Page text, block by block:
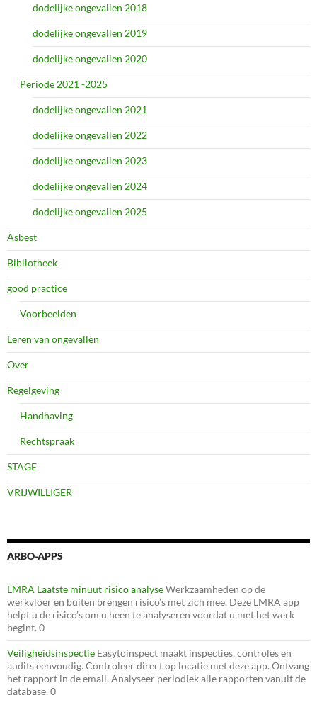
dodelijke ongevallen 2018
dodelijke ongevallen 2019
dodelijke ongevallen 2020
Periode 2021 -2025
dodelijke ongevallen 2021
dodelijke ongevallen 2022
dodelijke ongevallen 2023
dodelijke ongevallen 2024
dodelijke ongevallen 2025
Asbest
Bibliotheek
good practice
Voorbeelden
Leren van ongevallen
Over
Regelgeving
Handhaving
Rechtspraak
STAGE
VRIJWILLIGER
ARBO-APPS
LMRA Laatste minuut risico analyseWerkzaamheden op de
werkvloer en buiten brengen risico’s met zich mee. Deze LMRA app
helpt u de risico’s om u heen te analyseren voordat u met het werk
begint. 0
Veiligheidsinspectie Easytoinspect maakt inspecties, controles en
audits eenvoudig. Controleer direct op locatie met deze app. Ontvang
het rapport in de email. Analyseer periodiek alle rapporten vanuit de
database. 0